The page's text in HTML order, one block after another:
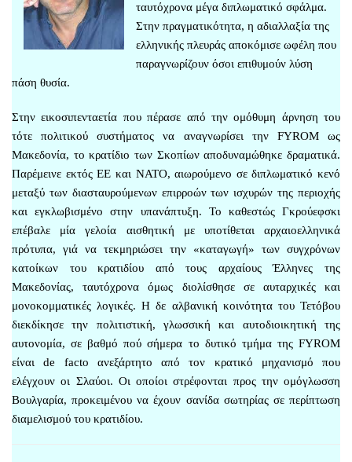
ταυτόχρονα μέγα διπλωματικό σφάλμα.
Στην πραγματικότητα, η αδιαλλαξία της
ελληνικής πλευράς αποκόμισε ωφέλη που
παραγνωρίζουν όσοι επιθυμούν λύση
πάση θυσία.
Στην εικοσιπενταετία που πέρασε από την ομόθυμη άρνηση του
τότε πολιτικού συστήματος να αναγνωρίσει την FYROM ως
Μακεδονία, το κρατίδιο των Σκοπίων αποδυναμώθηκε δραματικά.
Παρέμεινε εκτός ΕΕ και ΝΑΤΟ, αιωρούμενο σε διπλωματικό κενό
μεταξύ των διασταυρούμενων επιρροών των ισχυρών της περιοχής
και εγκλωβισμένο στην υπανάπτυξη. Το καθεστώς Γκρούεφσκι
επέβαλε μία γελοία αισθητική με υποτίθεται αρχαιοελληνικά
πρότυπα, γιά να τεκμηριώσει την «καταγωγή» των συγχρόνων
κατοίκων του κρατιδίου από τους αρχαίους Έλληνες της
Μακεδονίας, ταυτόχρονα όμως διολίσθησε σε αυταρχικές και
μονοκομματικές λογικές. Η δε αλβανική κοινότητα του Τετόβου
διεκδίκησε την πολιτιστική, γλωσσική και αυτοδιοικητική της
αυτονομία, σε βαθμό πού σήμερα το δυτικό τμήμα της FYROM
είναι de facto ανεξάρτητο από τον κρατικό μηχανισμό που
ελέγχουν οι Σλαύοι. Οι οποίοι στρέφονται προς την ομόγλωσση
Βουλγαρία, προκειμένου να έχουν σανίδα σωτηρίας σε περίπτωση
διαμελισμού του κρατιδίου.